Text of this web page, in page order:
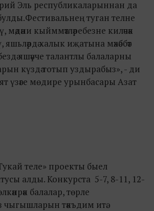
Эль республикаларыннан да
туган телне
мәдәни кыйммәтләребезне киләчәк
халык иҗатына мәхәббәт
яшәүче талантлы балаларны
күздә тотып уздырабыз», - ди
үзәге мөдире урынбасары Азат
теле» проекты быел
алды. Конкурста 5-7, 8-11, 12-
балалар, төрле
чыгышларын тәкъдим итә.